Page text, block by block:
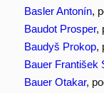
Basler Antonín,
Baudot Prosper,
Baudyš Prokop,
Bauer František
Bauer Otakar,